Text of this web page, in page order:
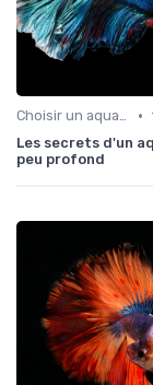
Choisir un aquarium •
Les secrets d'un
peu profond